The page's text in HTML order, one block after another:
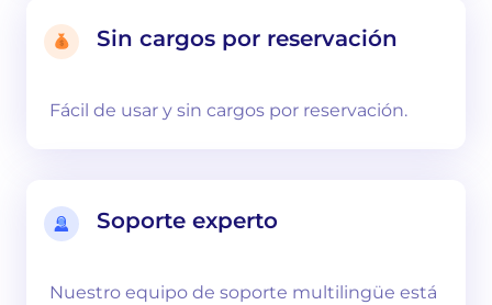
Sin cargos por reservación
Fácil de usar y sin cargos por reservación.
Soporte experto
Nuestro equipo de soporte multilingüe está